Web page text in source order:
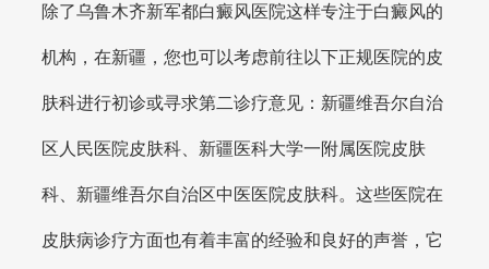
除了乌鲁木齐新军都白癜风医院这样专注于白癜风的
机构，在新疆，您也可以考虑前往以下正规医院的皮
肤科进行初诊或寻求第二诊疗意见：新疆维吾尔自治
区人民医院皮肤科、新疆医科大学一附属医院皮肤
科、新疆维吾尔自治区中医医院皮肤科。这些医院在
皮肤病诊疗方面也有着丰富的经验和良好的声誉，它